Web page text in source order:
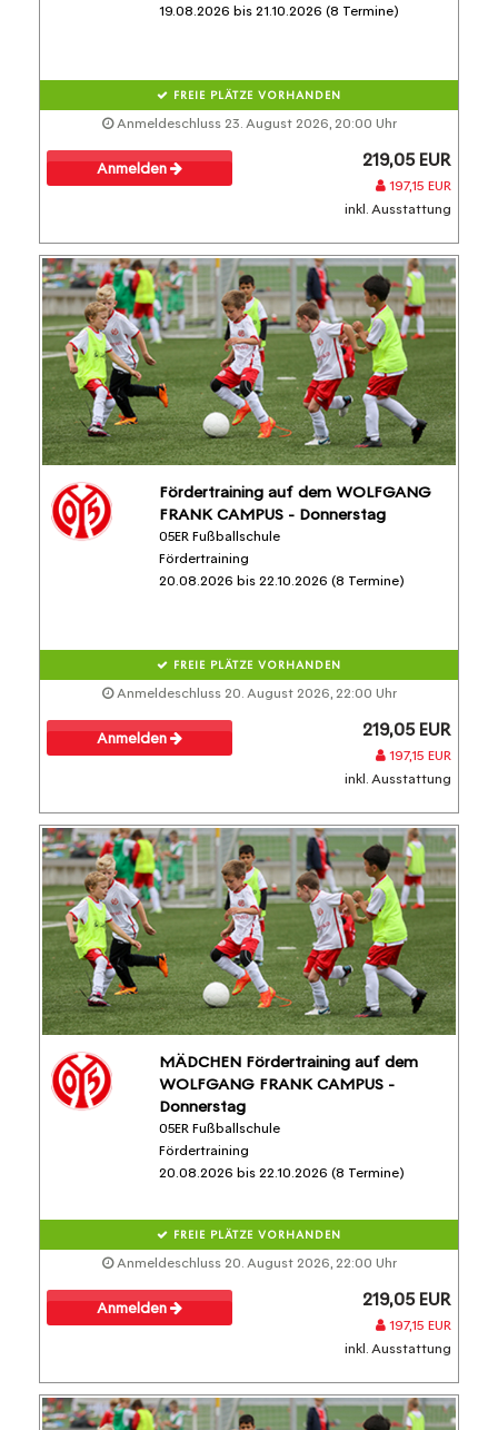
19.08.2026 bis 21.10.2026 (8 Termine)
FREIE PLÄTZE VORHANDEN
Anmeldeschluss 23. August 2026, 20:00 Uhr
Anmelden 219,05 EUR
197,15 EUR
inkl. Ausstattung
Fördertraining auf dem WOLFGANG
FRANK CAMPUS - Donnerstag
05ER Fußballschule
Fördertraining
20.08.2026 bis 22.10.2026 (8 Termine)
FREIE PLÄTZE VORHANDEN
Anmeldeschluss 20. August 2026, 22:00 Uhr
Anmelden 219,05 EUR
197,15 EUR
inkl. Ausstattung
MÄDCHEN Fördertraining auf dem
WOLFGANG FRANK CAMPUS -
Donnerstag
05ER Fußballschule
Fördertraining
20.08.2026 bis 22.10.2026 (8 Termine)
FREIE PLÄTZE VORHANDEN
Anmeldeschluss 20. August 2026, 22:00 Uhr
Anmelden 219,05 EUR
197,15 EUR
inkl. Ausstattung